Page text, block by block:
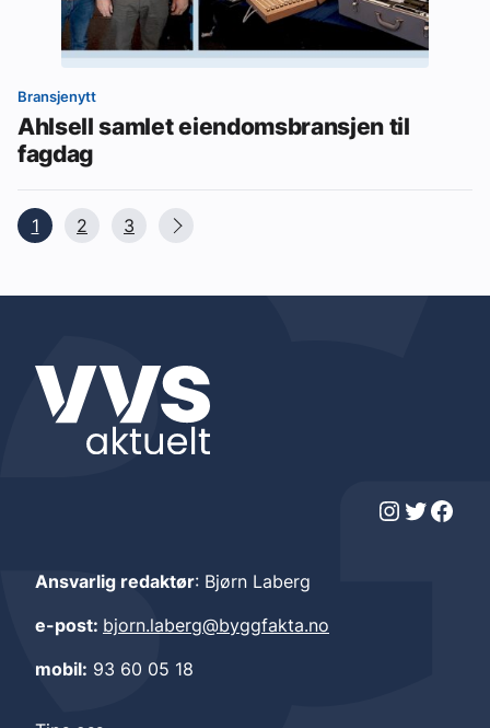
Bransjenytt
Ahlsell samlet eiendomsbransjen til
fagdag
1 2 3
Instagram Twitter Facebook
Ansvarlig redaktør: Bjørn Laberg
e-post: bjorn.laberg@byggfakta.no
mobil: 93 60 05 18